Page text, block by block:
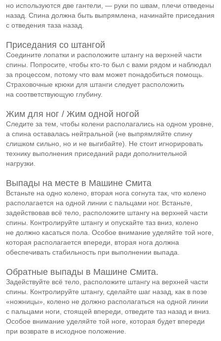
но используются две гантели, — руки по швам, плечи отведены
назад. Спина должна быть выпрямлена, начинайте приседания
с отведения таза назад.
Приседания со штангой
Соедините лопатки и расположите штангу на верхней части
спины. Попросите, чтобы кто-то был с вами рядом и наблюдал
за процессом, потому что вам может понадобиться помощь.
Страховочные крюки для штанги следует расположить
на соответствующую глубину.
Жим для ног / Жим одной ногой
Следите за тем, чтобы колени располагались на одном уровне,
а спина оставалась нейтральной (не выпрямляйте спину
слишком сильно, но и не выгибайте). Не стоит игнорировать
технику выполнения приседаний ради дополнительной
нагрузки.
Выпады на месте в Машине Смита
Встаньте на одно колено, вторая нога согнута так, что колено
располагается на одной линии с пальцами ног. Встаньте,
задействовав всё тело, расположите штангу на верхней части
спины. Контролируйте штангу и опускайте таз вниз, колено
не должно касаться пола. Особое внимание уделяйте той ноге,
которая располагается впереди, вторая нога должна
обеспечивать стабильность при выполнении выпада.
Обратные выпады в Машине Смита.
Задействуйте всё тело, расположите штангу на верхней части
спины. Контролируйте штангу, сделайте шаг назад, как в позе
«ножницы», колено не должно располагаться на одной линии
с пальцами ноги, стоящей впереди, отведите таз назад и вниз.
Особое внимание уделяйте той ноге, которая будет впереди
при возврате в исходное положение.